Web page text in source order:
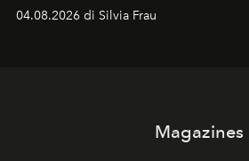
04.08.2026 di Silvia Frau
Magazines